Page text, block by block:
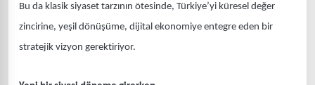
Bu da klasik siyaset tarzının ötesinde, Türkiye’yi küresel değer
zincirine, yeşil dönüşüme, dijital ekonomiye entegre eden bir
stratejik vizyon gerektiriyor.